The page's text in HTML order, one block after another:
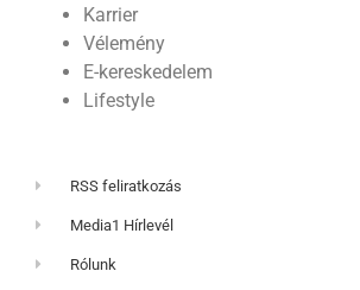
Karrier
Vélemény
E-kereskedelem
Lifestyle
RSS feliratkozás
Media1 Hírlevél
Rólunk